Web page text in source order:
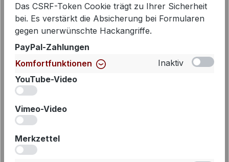
Beschreibung
Dieser Satinblouson von MANISA ist
ein echtes Highlight für moderne
Looks und vereint sportiven Charakter
Das CSRF-Token Cookie trägt zu Ihrer Sicherheit
bei. Es verstärkt die Absicherung bei Formularen
gegen unerwünschte Hackangriffe.
PayPal-Zahlungen
Komfortfunktionen
Inaktiv
YouTube-Video
Vimeo-Video
Merkzettel